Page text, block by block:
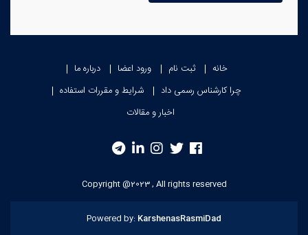
خانه ثبت نام ورود اعضا
درباره ما
چرا کارشناس رسمی داد
شرایط و مقررات استفاده
اخبار و مقالات
Powered by: KarshenasRasmiDad
Copyright @2023 , All rights reserved